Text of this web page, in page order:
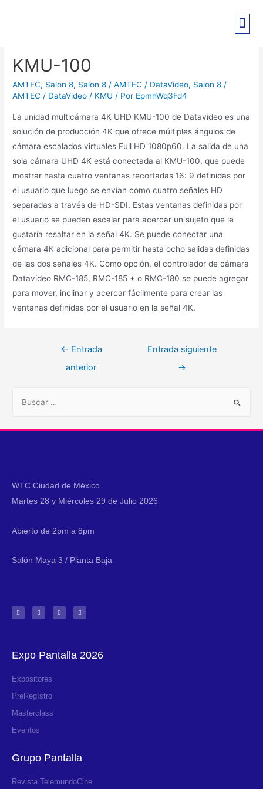
KMU-100
AMTEC, Salon 8, Salon 8 / AMTEC / DataVideo, Salon 8 /
AMTEC / DataVideo / KMU / Por EpmhWq3Fd4
La unidad multicámara 4K UHD KMU-100 de Datavideo es una
solución de producción 4K que ofrece múltiples ángulos de
cámara escalados virtuales Full HD 1080p60. La salida de una
sola cámara UHD 4K está conectada al KMU-100, que puede
mostrar hasta cuatro ventanas recortadas 16: 9 definidas por
el usuario que luego se envían como cuatro señales HD
separadas a través de HD-SDI. Estas ventanas definidas por
el usuario se pueden escalar para acercar un sujeto que le
gustaría resaltar en la señal 4K. Se puede conectar una
cámara 4K adicional para permitir hasta ocho salidas definidas
de las dos señales 4K. Como opción, el controlador de cámara
Datavideo RMC-185, RMC-185 + o RMC-180 se puede agregar
para mover, inclinar y acercar fácilmente para crear las
ventanas definidas por el usuario en la señal 4K.
← Entrada
anterior
Entrada siguiente
→
WTC Ciudad de México
Martes 28 y Miércoles 29 de Julio 2026
Abierto de 2pm a 8pm
Salón Maya 3 / Planta Baja
Expo Pantalla 2026
Expositores
PreRegístro
Masterclass
Eventos
Grupo Pantalla
Revista TelemundoCine